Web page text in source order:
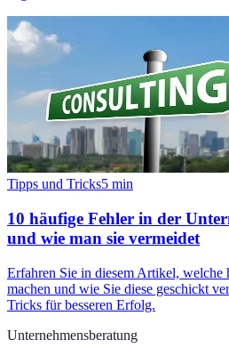
Tipps und Tricks5 min
10 häufige Fehler in der
und wie man sie vermeidet
Erfahren Sie in diesem Artikel, welche
machen und wie Sie diese geschickt
Tricks für besseren Erfolg.
Unternehmensberatung